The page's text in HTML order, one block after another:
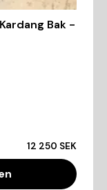
Bak -
12 250 SEK